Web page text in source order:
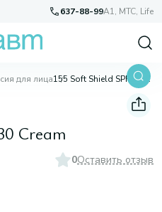
637-88-99A1, МТС, Life
для лица 155 Soft Shield SPF 30 Cream
Cream
0Оставить отзыв